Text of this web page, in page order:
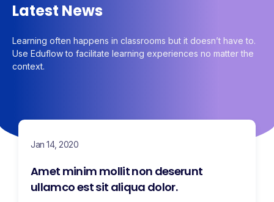
Latest News
Learning often happens in classrooms but it doesn’t have to.
Use Eduflow to facilitate learning experiences no matter the
context.
Jan 14, 2020
Amet minim mollit non deserunt
ullamco est sit aliqua dolor.